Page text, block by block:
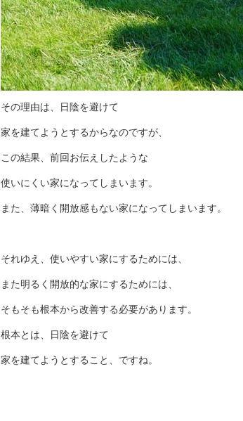
その理由は、日陰を避けて
家を建てようとするからなのですが、
この結果、前回お伝えしたような
使いにくい家になってしまいます。
また、薄暗く開放感もない家になってしまいます。
それゆえ、使いやすい家にするためには、
また明るく開放的な家にするためには、
そもそも根本から改善する必要があります。
根本とは、日陰を避けて
家を建てようとすること、ですね。